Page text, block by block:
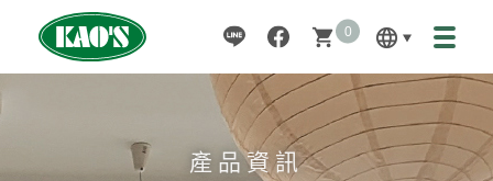
language
shopping_cart 0
產品資訊